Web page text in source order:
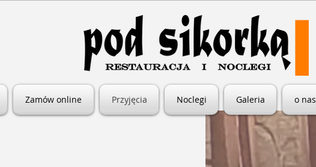
Zamów online Przyjęcia Noclegi Galeria o nas